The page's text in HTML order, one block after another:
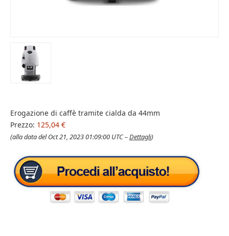
Erogazione di caffè tramite cialda da 44mm
Prezzo: 125,04 €
(alla data del Oct 21, 2023 01:09:00 UTC –Dettagli)